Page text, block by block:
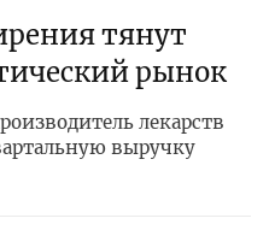
тянут
рынок
лекарств
выручку